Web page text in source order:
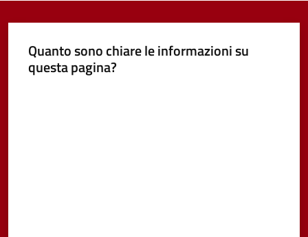
Quanto sono chiare le informazioni su
questa pagina?